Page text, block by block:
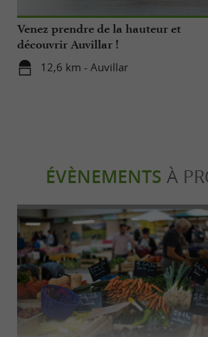
Venez prendre de la hauteur et
découvrir Auvillar !
12,6 km - Auvillar
ÉVÈNEMENTS À